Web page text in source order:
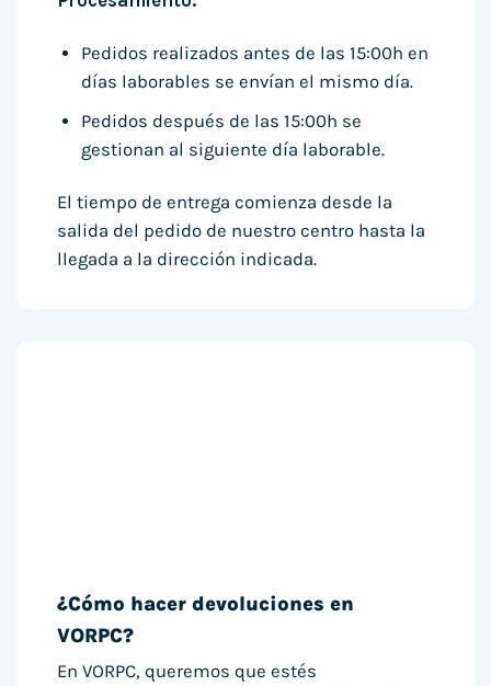
Pedidos realizados antes de las 15:00h en
días laborables se envían el mismo día.
Pedidos después de las 15:00h se
gestionan al siguiente día laborable.
El tiempo de entrega comienza desde la
salida del pedido de nuestro centro hasta la
llegada a la dirección indicada.
¿Cómo hacer devoluciones en
VORPC?
En VORPC, queremos que estés